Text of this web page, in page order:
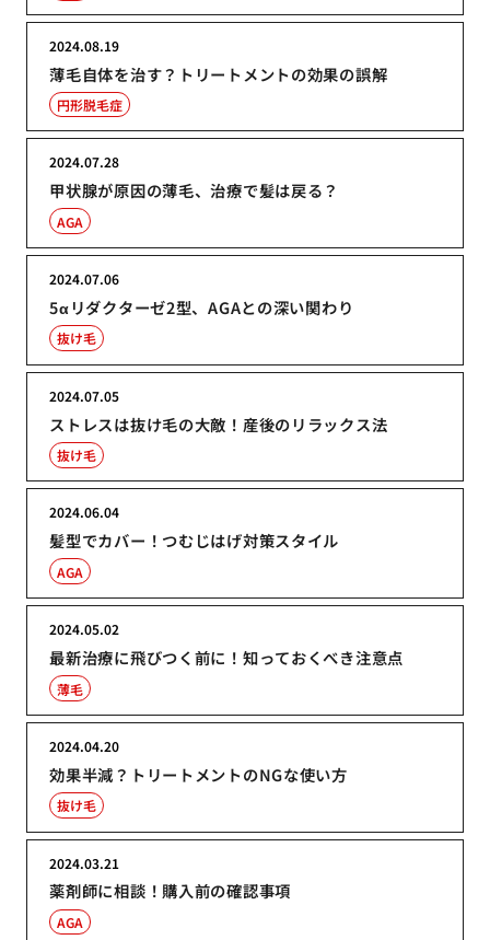
薄毛自体を治す？トリートメントの効果の誤解
2024.08.19
円形脱毛症
甲状腺が原因の薄毛、治療で髪は戻る？
2024.07.28
AGA
5αリダクターゼ2型、AGAとの深い関わり
2024.07.06
抜け毛
ストレスは抜け毛の大敵！産後のリラックス法
2024.07.05
抜け毛
髪型でカバー！つむじはげ対策スタイル
2024.06.04
AGA
最新治療に飛びつく前に！知っておくべき注意点
2024.05.02
薄毛
効果半減？トリートメントのNGな使い方
2024.04.20
抜け毛
薬剤師に相談！購入前の確認事項
2024.03.21
AGA